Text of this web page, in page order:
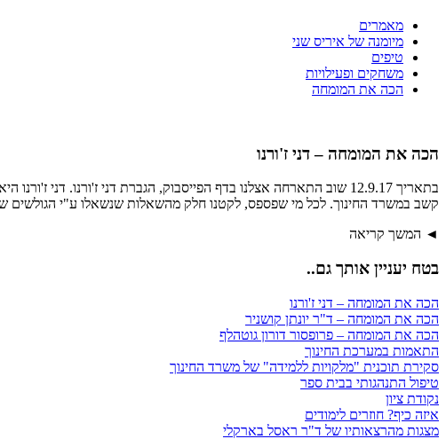
מאמרים
מיומנה של איריס שני
טיפים
משחקים ופעילויות
הכה את המומחה
הכה את המומחה – דני ז'ורנו
קשב במשרד החינוך. לכל מי שפספס, לקטנו חלק מהשאלות שנשאלו ע"י הגולשים
◄ המשך קריאה
בטח יעניין אותך גם..
הכה את המומחה – דני ז'ורנו
הכה את המומחה – ד"ר יונתן קושניר
הכה את המומחה – פרופסור דורון גוטהלף
התאמות במערכת החינוך
סקירת תוכנית "מלקויות ללמידה" של משרד החינוך
טיפול התנהגותי בבית ספר
נקודת ציון
איזה כיף? חוזרים לימודים
מצגות מהרצאותיו של ד"ר ראסל בארקלי